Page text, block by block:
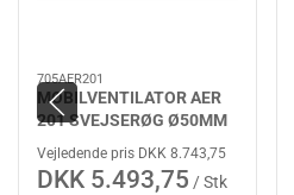
705AER201
MOBILVENTILATOR AER
201 SVEJSERØG Ø50MM
Vejledende pris DKK 8.743,75
DKK 5.493,75 / Stk